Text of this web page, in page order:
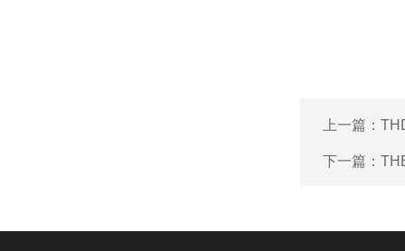
上一篇：
下一篇：